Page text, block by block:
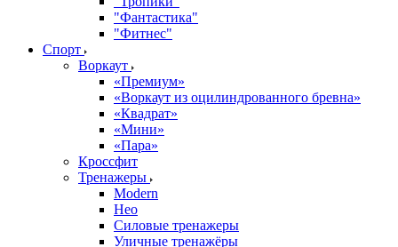
"Фантастика"
"Фитнес"
Спорт
Воркаут
«Премиум»
«Воркаут из оцилиндрованного бревна»
«Квадрат»
«Мини»
«Пара»
Кроссфит
Тренажеры
Modern
Нео
Силовые тренажеры
Уличные тренажёры